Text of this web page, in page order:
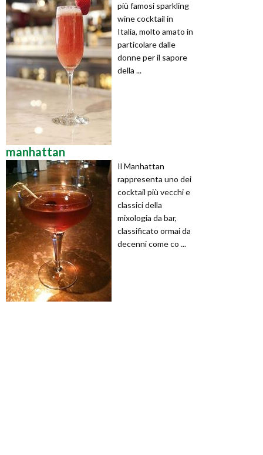
più famosi sparkling
wine cocktail in
Italia, molto amato in
particolare dalle
donne per il sapore
della ...
manhattan
Il Manhattan
rappresenta uno dei
cocktail più vecchi e
classici della
mixologia da bar,
classificato ormai da
decenni come co ...